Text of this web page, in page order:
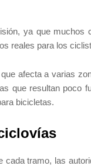
ya que muchos
reales para los
afecta a varias
que resultan poco
bicicletas.
tramo, las